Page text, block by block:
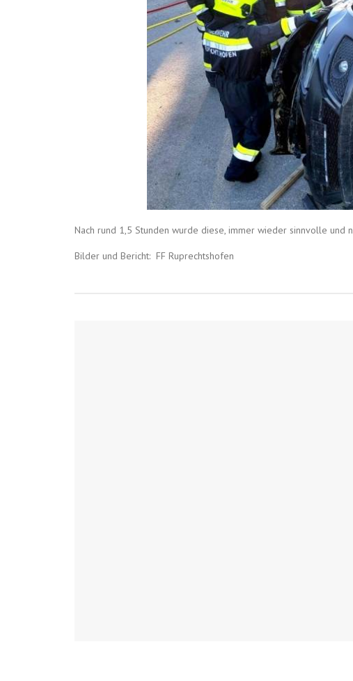
Nach rund 1,5 Stunden wurde diese, immer wieder sinnvolle und
Bilder und Bericht: FF Ruprechtshofen